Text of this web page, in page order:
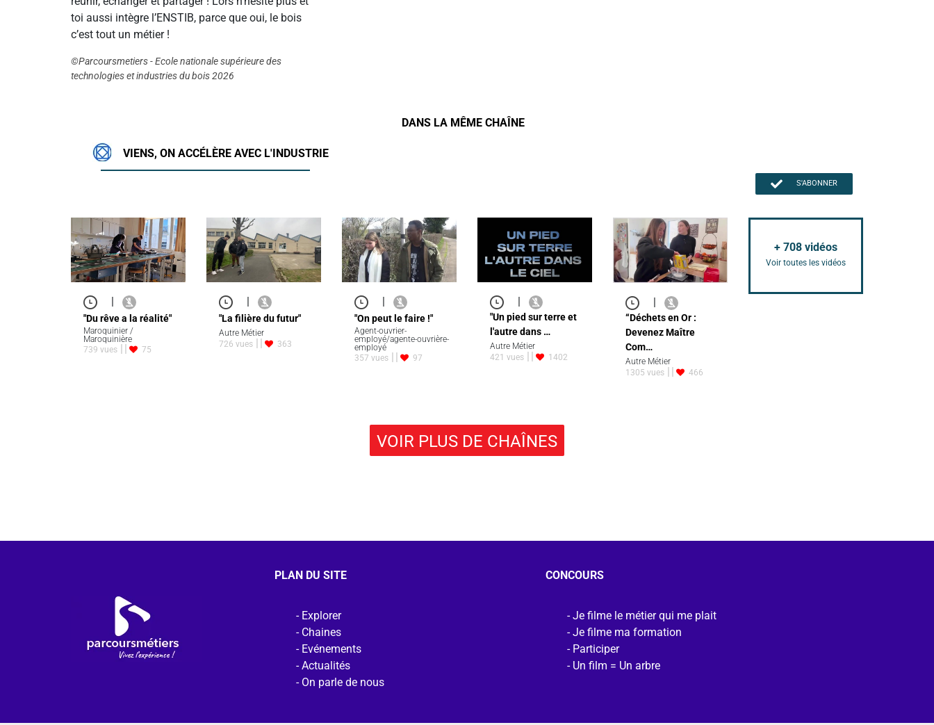
toi aussi intègre l’ENSTIB, parce que oui, le bois
c’est tout un métier !
©Parcoursmetiers - Ecole nationale supérieure des
technologies et industries du bois 2026
DANS LA MÊME CHAÎNE
VIENS, ON ACCÉLÈRE AVEC L'INDUSTRIE
S'ABONNER
"Du rêve a la réalité"
Maroquinier /
Maroquinière
739 vues
75
"La filière du futur"
Autre Métier
726 vues
363
"On peut le faire !"
Agent-ouvrier-
employé/agente-ouvrière-
employé
357 vues
97
"Un pied sur terre et
l'autre dans …
Autre Métier
421 vues
1402
|
“Déchets en Or :
Devenez Maître
Com…
Autre Métier
1305 vues
466
+ 708 vidéos
Voir toutes les vidéos
VOIR PLUS DE CHAÎNES
PLAN DU SITE
Explorer
Chaines
Evénements
Actualités
On parle de nous
CONCOURS
Je filme le métier qui me plait
Je filme ma formation
Participer
Un film = Un arbre